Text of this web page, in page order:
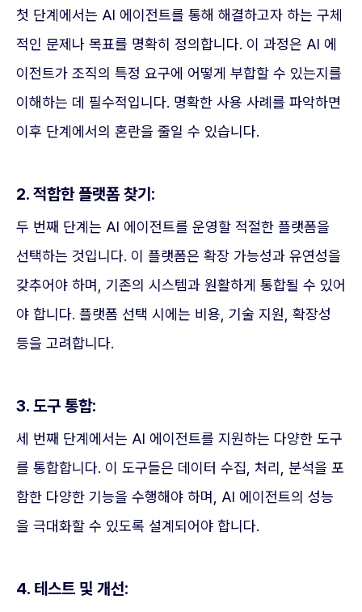
첫 단계에서는 AI 에이전트를 통해 해결하고자 하는 구체
적인 문제나 목표를 명확히 정의합니다. 이 과정은 AI 에
이전트가 조직의 특정 요구에 어떻게 부합할 수 있는지를
이해하는 데 필수적입니다. 명확한 사용 사례를 파악하면
이후 단계에서의 혼란을 줄일 수 있습니다.
2. 적합한 플랫폼 찾기:
두 번째 단계는 AI 에이전트를 운영할 적절한 플랫폼을
선택하는 것입니다. 이 플랫폼은 확장 가능성과 유연성을
갖추어야 하며, 기존의 시스템과 원활하게 통합될 수 있어
야 합니다. 플랫폼 선택 시에는 비용, 기술 지원, 확장성
등을 고려합니다.
3. 도구 통합:
세 번째 단계에서는 AI 에이전트를 지원하는 다양한 도구
를 통합합니다. 이 도구들은 데이터 수집, 처리, 분석을 포
함한 다양한 기능을 수행해야 하며, AI 에이전트의 성능
을 극대화할 수 있도록 설계되어야 합니다.
4. 테스트 및 개선: